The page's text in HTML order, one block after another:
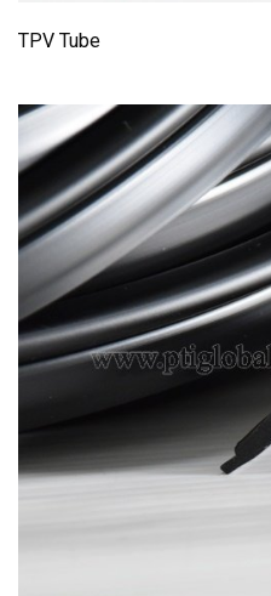
TPV Tube